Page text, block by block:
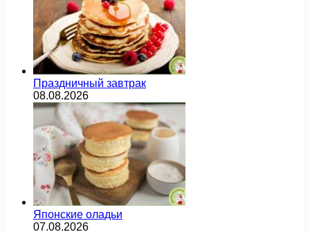
Праздничный завтрак
08.08.2026
Японские оладьи
07.08.2026